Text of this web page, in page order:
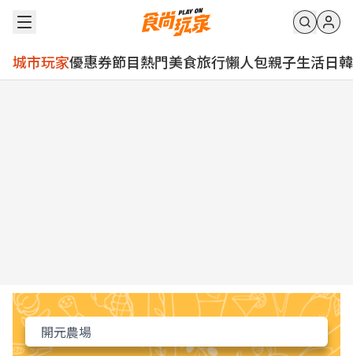
城市玩家優惠券節目熱門美食旅行懶人包親子生活日韓